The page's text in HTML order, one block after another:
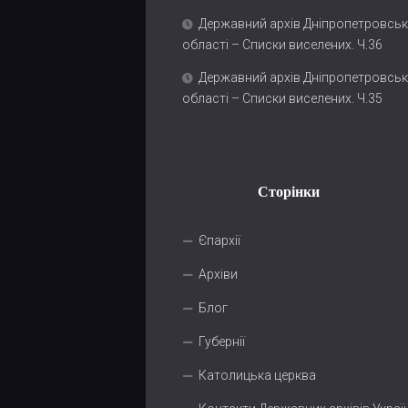
Державний архів
області – Списки виселених. Ч.36
Державний архів
області – Списки виселених. Ч.35
Сторінки
Єпархії
Архіви
Блог
Губернії
Католицька церква